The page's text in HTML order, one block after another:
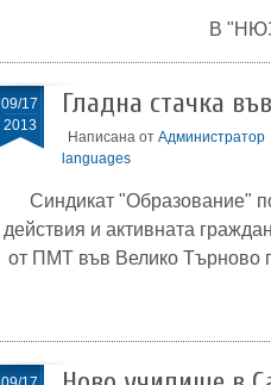
В
09/17
2013
Гладна стачка
Написана от Администратор
languages
Синдикат "Образование"
действия и активната
от ПМТ във Велико Търново